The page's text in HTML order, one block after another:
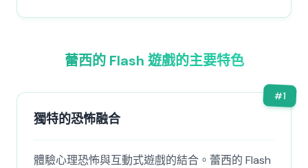
蕾西的 Flash 遊戲的主要特色
#1
獨特的恐怖融合
體驗心理恐怖與互動式遊戲的結合。蕾西的 Flash